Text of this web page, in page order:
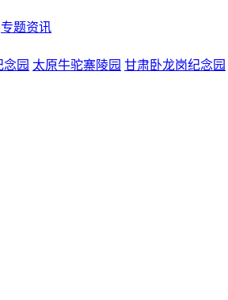
专题资讯
园 太原牛驼寨陵园 甘肃卧龙岗纪念园